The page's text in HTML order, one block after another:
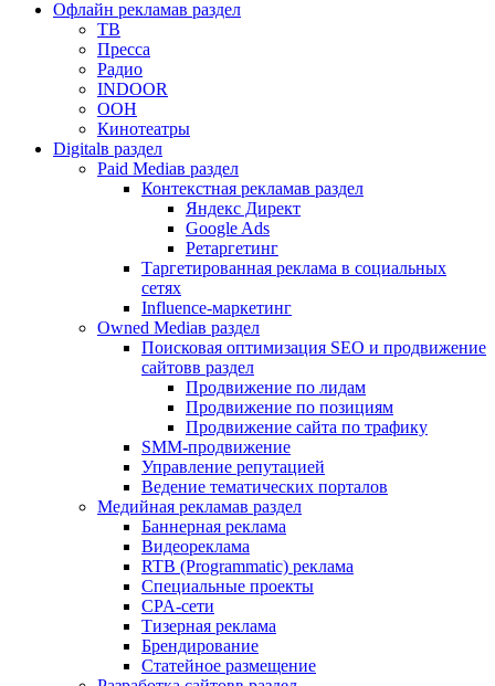
Офлайн рекламав раздел
ТВ
Пресса
Радио
INDOOR
OOH
Кинотеатры
Digitalв раздел
Paid Mediaв раздел
Контекстная рекламав раздел
Яндекс Директ
Google Ads
Ретаргетинг
Таргетированная реклама в социальных
сетях
Influence-маркетинг
Owned Mediaв раздел
Поисковая оптимизация SEO и продвижение
сайтовв раздел
Продвижение по лидам
Продвижение по позициям
Продвижение сайта по трафику
SMM-продвижение
Управление репутацией
Ведение тематических порталов
Медийная рекламав раздел
Баннерная реклама
Видеореклама
RTB (Programmatic) реклама
Специальные проекты
CPA-сети
Тизерная реклама
Брендирование
Статейное размещение